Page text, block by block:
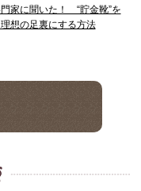
門家に聞いた！ “貯金靴”を
想の足裏にする方法